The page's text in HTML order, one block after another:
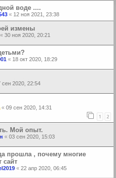
воде ....
« 12 ноя 2021, 23:38
измены
« 30 ноя 2020, 20:21
« 18 окт 2020, 18:29
сен 2020, 22:54
« 09 сен 2020, 14:31
1 2
Мой опыт.
« 03 сен 2020, 15:03
прошла , почему многие
сайт
« 22 апр 2020, 06:45